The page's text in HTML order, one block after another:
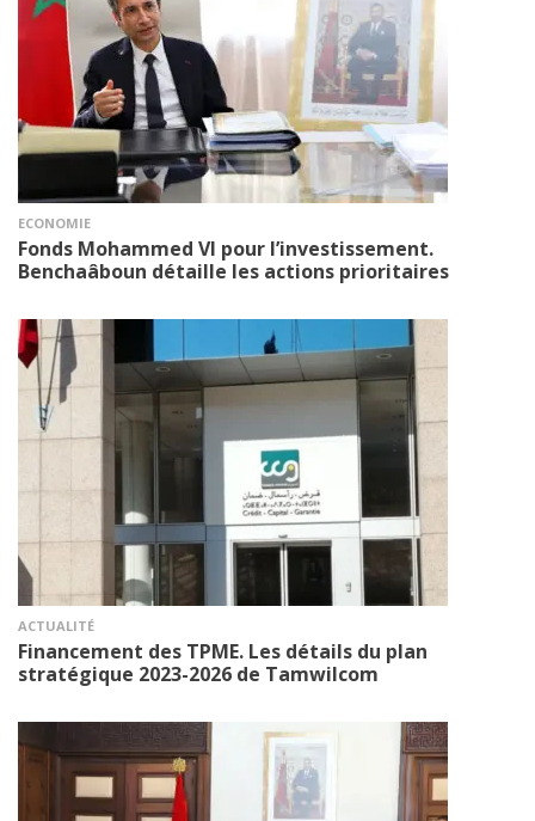
ECONOMIE
Fonds Mohammed VI pour l’investissement.
Benchaâboun détaille les actions prioritaires
ACTUALITÉ
Financement des TPME. Les détails du plan
stratégique 2023-2026 de Tamwilcom